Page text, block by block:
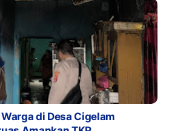
di Desa Cigelam